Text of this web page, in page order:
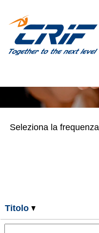
Cerca per parola chiave
Seleziona la
Titolo